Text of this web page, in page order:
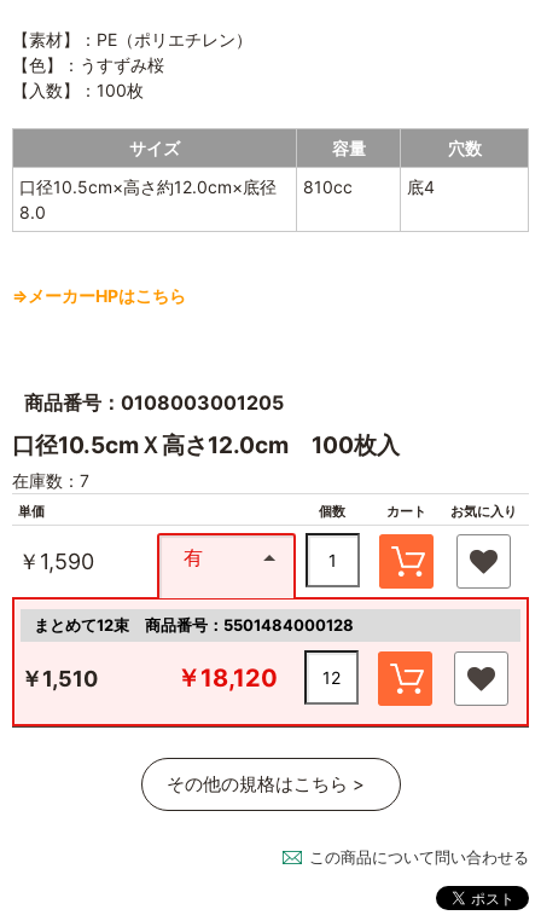
【素材】：PE（ポリエチレン）
【色】：うすずみ桜
【入数】：100枚
サイズ 容量
穴数
口径10.5cm×高さ約12.0cm×底径
8.0
810cc 底4
⇒メーカーHPはこちら
商品番号：0108003001205
口径10.5cmＸ高さ12.0cm 100枚入
在庫数：7
単価 個数 カート お気に入り
￥1,590 有
まとめて12束 商品番号：5501484000128
￥1,510 ￥18,120
その他の規格はこちら >
この商品について問い合わせる